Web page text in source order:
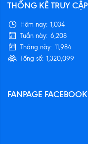
THỐNG KÊ TRUY CẬP
Hôm nay: 1,034
Tuần này: 6,208
Tháng này: 11,984
Tổng số: 1,320,099
FANPAGE FACEBOOK